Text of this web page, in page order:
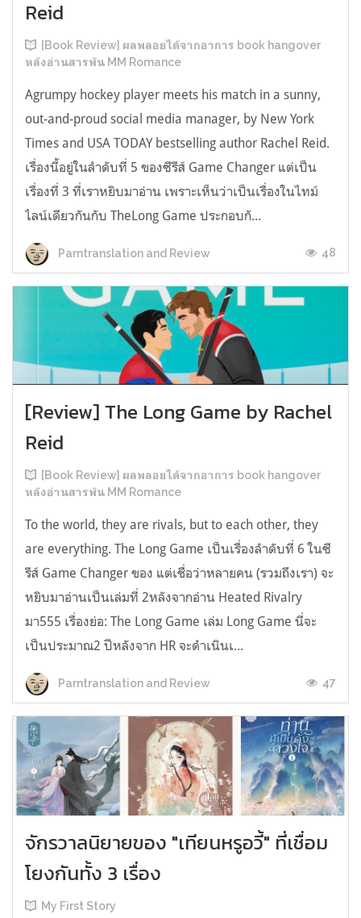
Reid
[Book Review] ผลพลอยได้จากอาการ book hangover
หลังอ่านสารพัน MM Romance
Agrumpy hockey player meets his match in a sunny,
out-and-proud social media manager, by New York
Times and USA TODAY bestselling author Rachel Reid.
เรื่องนี้อยู่ในลำดับที่ 5 ของซีรีส์ Game Changer แต่เป็น
เรื่องที่ 3 ที่เราหยิบมาอ่าน เพราะเห็นว่าเป็นเรื่องในไทม์
ไลน์เดียวกันกับ TheLong Game ประกอบกั...
Parntranslation and Review 48
[Review] The Long Game by Rachel
Reid
[Book Review] ผลพลอยได้จากอาการ book hangover
หลังอ่านสารพัน MM Romance
To the world, they are rivals, but to each other, they
are everything. The Long Game เป็นเรื่องลำดับที่ 6 ในซี
รีส์ Game Changer ของ แต่เชื่อว่าหลายคน (รวมถึงเรา) จะ
หยิบมาอ่านเป็นเล่มที่ 2หลังจากอ่าน Heated Rivalry
มา555 เรื่องย่อ: The Long Game เล่ม Long Game นี่จะ
เป็นประมาณ2 ปีหลังจาก HR จะดำเนินเ...
Parntranslation and Review 47
จักรวาลนิยายของ "เทียนหรูอวี้" ที่เชื่อม
โยงกันทั้ง 3 เรื่อง
My First Story